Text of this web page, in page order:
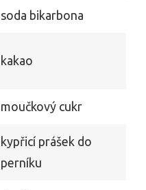
soda bikarbona
kakao
moučkový cukr
kypřicí prášek do
perníku